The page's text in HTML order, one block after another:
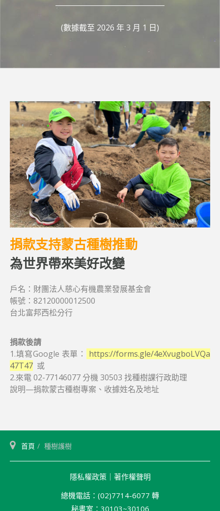
(數據截至 2026 年 3 月 1 日)
捐款支持蒙古種樹推動
為世界帶來美好改變
戶名：財團法人慈心有機農業發展基金會
帳號：82120000012500
台北富邦西松分行
捐款後請
1.填寫Google 表單：
https://forms.gle/4eXvugboLVQa
47T47 或
2.來電 02-77146077 分機 30503 找種樹課行政助理
說明—捐款蒙古種樹專案、收據姓名及地址
首頁 種樹護樹
隱私權政策｜ 著作權聲明
總機電話：(02)7714-6077 轉
秘書室：30103~30106